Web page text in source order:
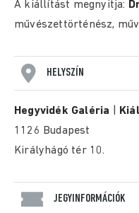
A kiállítást megnyitja:
művészettörténész,
HELYSZÍN
Hegyvidék Galéria
1126 Budapest
Királyhágó tér 10.
JEGYINFORMÁCIÓK